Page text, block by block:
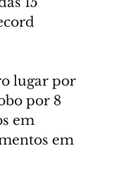
lugar por
por 8
em
em